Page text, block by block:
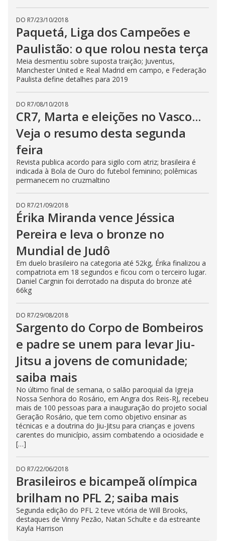
DO R7/23/10/2018
Paquetá, Liga dos Campeões e
Paulistão: o que rolou nesta terça
Meia desmentiu sobre suposta traição; Juventus,
Manchester United e Real Madrid em campo, e Federação
Paulista define detalhes para 2019
DO R7/08/10/2018
CR7, Marta e eleições no Vasco...
Veja o resumo desta segunda
feira
Revista publica acordo para sigilo com atriz; brasileira é
indicada à Bola de Ouro do futebol feminino; polêmicas
permanecem no cruzmaltino
DO R7/21/09/2018
Érika Miranda vence Jéssica
Pereira e leva o bronze no
Mundial de Judô
Em duelo brasileiro na categoria até 52kg, Érika finalizou a
compatriota em 18 segundos e ficou com o terceiro lugar.
Daniel Cargnin foi derrotado na disputa do bronze até
66kg
DO R7/29/08/2018
Sargento do Corpo de Bombeiros
e padre se unem para levar Jiu-
Jitsu a jovens de comunidade;
saiba mais
No último final de semana, o salão paroquial da Igreja
Nossa Senhora do Rosário, em Angra dos Reis-RJ, recebeu
mais de 100 pessoas para a inauguração do projeto social
Geração Rosário, que tem como objetivo ensinar as
técnicas e a doutrina do Jiu-Jitsu para crianças e jovens
carentes do município, assim combatendo a ociosidade e
[…]
DO R7/22/06/2018
Brasileiros e bicampeã olímpica
brilham no PFL 2; saiba mais
Segunda edição do PFL 2 teve vitória de Will Brooks,
destaques de Vinny Pezão, Natan Schulte e da estreante
Kayla Harrison